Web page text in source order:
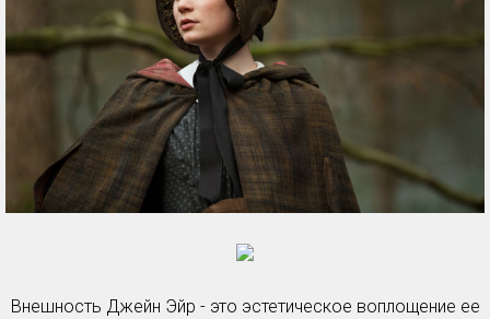
Внешность Джейн Эйр - это эстетическое воплощение ее